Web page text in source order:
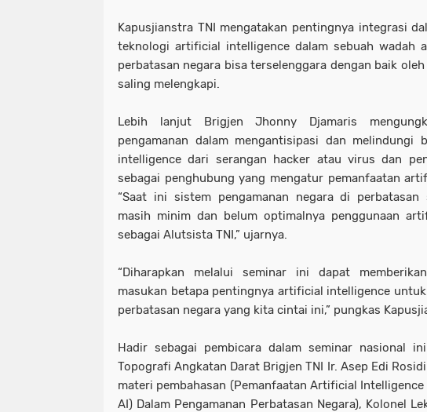
Kapusjianstra TNI mengatakan pentingnya integrasi
teknologi artificial intelligence dalam sebuah wadah
perbatasan negara bisa terselenggara dengan baik
saling melengkapi.
Lebih lanjut Brigjen Jhonny Djamaris
pengamanan dalam mengantisipasi dan melindungi
intelligence dari serangan hacker atau virus dan
sebagai penghubung yang mengatur pemanfaatan
“Saat ini sistem pengamanan negara di perbatasan
masih minim dan belum optimalnya penggunaan
sebagai Alutsista TNI,” ujarnya.
“Diharapkan melalui seminar ini dapat
masukan betapa pentingnya artificial intelligence
perbatasan negara yang kita cintai ini,” pungkas
Hadir sebagai pembicara dalam seminar nasional
Topografi Angkatan Darat Brigjen TNI Ir. Asep Edi
materi pembahasan (Pemanfaatan Artificial Intelligence
AI) Dalam Pengamanan Perbatasan Negara), Kolonel